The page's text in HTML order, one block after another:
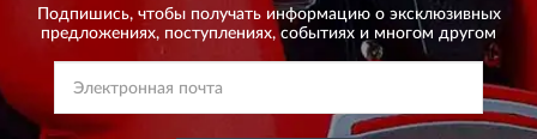
Подпишись, чтобы получать информацию о эксклюзивных
предложениях, поступлениях, событиях и многом другом